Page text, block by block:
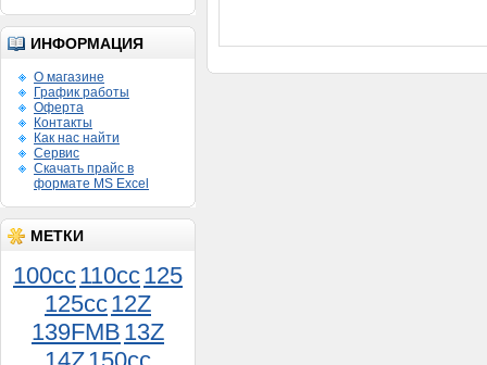
ИНФОРМАЦИЯ
О магазине
График работы
Оферта
Контакты
Как нас найти
Сервис
Скачать прайс в
формате MS Excel
МЕТКИ
100cc110cc125
125cc12Z
139FMB 13Z